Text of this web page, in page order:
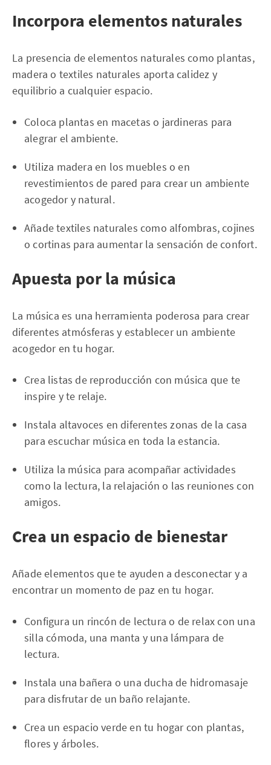
Incorpora elementos naturales
La presencia de elementos naturales como plantas,
madera o textiles naturales aporta calidez y
equilibrio a cualquier espacio.
Coloca plantas en macetas o jardineras para
alegrar el ambiente.
Utiliza madera en los muebles o en
revestimientos de pared para crear un ambiente
acogedor y natural.
Añade textiles naturales como alfombras, cojines
o cortinas para aumentar la sensación de confort.
Apuesta por la música
La música es una herramienta poderosa para crear
diferentes atmósferas y establecer un ambiente
acogedor en tu hogar.
Crea listas de reproducción con música que te
inspire y te relaje.
Instala altavoces en diferentes zonas de la casa
para escuchar música en toda la estancia.
Utiliza la música para acompañar actividades
como la lectura, la relajación o las reuniones con
amigos.
Crea un espacio de bienestar
Añade elementos que te ayuden a desconectar y a
encontrar un momento de paz en tu hogar.
Configura un rincón de lectura o de relax con una
silla cómoda, una manta y una lámpara de
lectura.
Instala una bañera o una ducha de hidromasaje
para disfrutar de un baño relajante.
Crea un espacio verde en tu hogar con plantas,
flores y árboles.